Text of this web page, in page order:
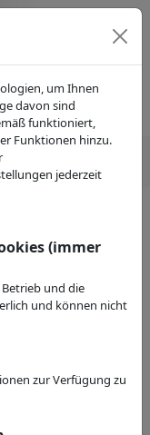
um Ihnen
davon sind
funktioniert,
Funktionen hinzu.
jederzeit
(immer
und die
und können nicht
zur Verfügung zu